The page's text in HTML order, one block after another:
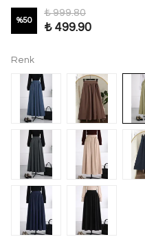
%50
₺ 999.80
₺ 499.90
Renk